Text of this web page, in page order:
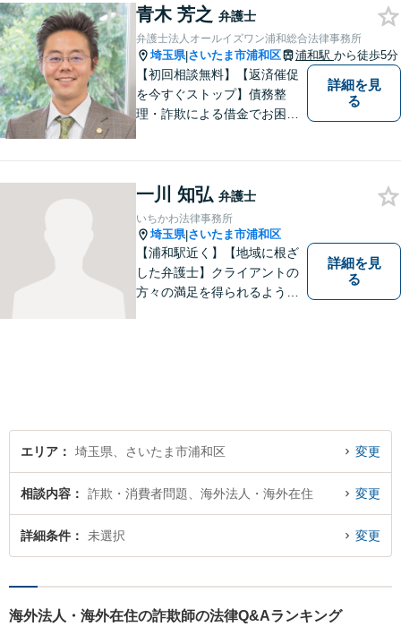
く感じがちな法律問題も、少
しずつ一緒に整理していきま
しょう。
青木 芳之 弁護士
弁護士法人オールイズワン浦和総合法律事務所
埼玉県|さいたま市浦和区 浦和駅 から徒歩5分
【初回相談無料】【返済催促
を今すぐストップ】債務整
理・詐欺による借金でお困り
駅5分】【プライバシー配慮】
【平日22時・土日祝20時ま
で】【弁護士歴10年以上】
詳細を見
る
一川 知弘 弁護士
いちかわ法律事務所
埼玉県|さいたま市浦和区
【浦和駅近く】【地域に根ざ
した弁護士】クライアントの
方々の満足を得られるよう最
ださい。
詳細を見
る
エリア 埼玉県、さいたま市浦和区 変更
相談内容 詐欺・消費者問題、海外法人・海外在住 変更
詳細条件 未選択 変更
海外法人・海外在住の詐欺師の法律Q&Aランキング